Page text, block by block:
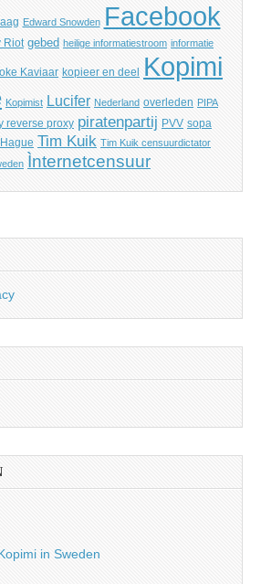
Edward Snowden Facebook
Riot gebed heilige informatiestroom informatie
Kaviaar kopieer en deel Kopimi
Kopimist Lucifer Nederland overleden PIPA
reverse proxy piratenpartij PVV sopa
Tim Kuik Tim Kuik censuurdictator
Ìnternetcensuur
in Sweden